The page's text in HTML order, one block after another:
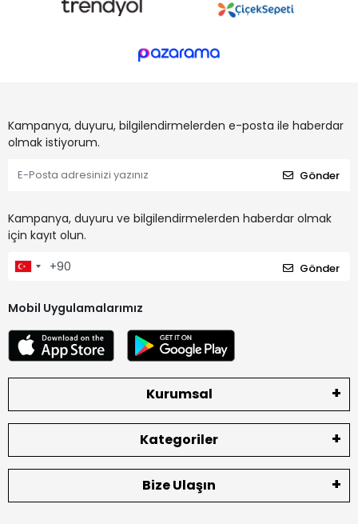
Kampanya, duyuru, bilgilendirmelerden e-posta ile haberdar
olmak istiyorum.
Gönder
Kampanya, duyuru ve bilgilendirmelerden haberdar olmak
için kayıt olun.
Gönder
Mobil Uygulamalarımız
Kurumsal
Kategoriler
Bize Ulaşın